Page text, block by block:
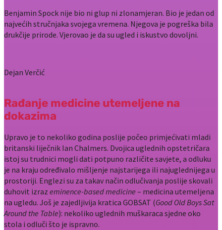
Benjamin Spock nije bio ni glup ni zlonamjeran. Bio je jedan od
najvećih stručnjaka svojega vremena. Njegova je pogreška bila
drukčije prirode. Vjerovao je da su ugled i iskustvo dovoljni.
Dejan Verčić
Rađanje medicine utemeljene na
dokazima
Upravo je to nekoliko godina poslije počeo primjećivati mladi
britanski liječnik Ian Chalmers. Dvojica uglednih opstetričara
istoj su trudnici mogli dati potpuno različite savjete, a odluku
je na kraju određivalo mišljenje najstarijega ili najuglednijega u
prostoriji. Englezi su za takav način odlučivanja poslije skovali
duhovit izraz eminence-based medicine – medicina utemeljena
na ugledu. Još je zajedljivija kratica GOBSAT (Good Old Boys Sat
Around the Table): nekoliko uglednih muškaraca sjedne oko
stola i odluči što je ispravno.